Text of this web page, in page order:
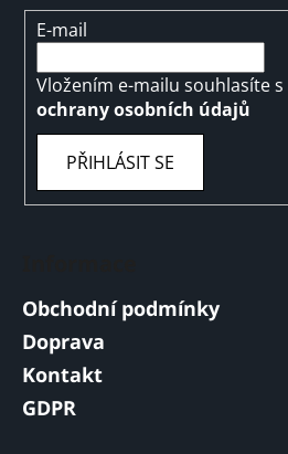
E-mail
Vložením e-mailu souhlasíte s
ochrany osobních údajů
PŘIHLÁSIT SE
Obchodní podmínky
Doprava
Kontakt
GDPR